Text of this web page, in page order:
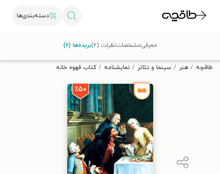
دسته‌بندی‌ها
تخفیف از طاقچه دریافت کن.
طاقچه هنر سینما و تئاتر نمایشنامه کتاب قهوه خانه
٪۵۰
معرفیمشخصاتنظرات (۲) بریده‌ها (۶)